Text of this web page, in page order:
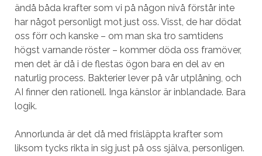
ändå båda krafter som vi på någon nivå förstår inte
har något personligt mot just oss. Visst, de har dödat
oss förr och kanske – om man ska tro samtidens
högst varnande röster – kommer döda oss framöver,
men det är då i de flestas ögon bara en del av en
naturlig process. Bakterier lever på vår utplåning, och
AI finner den rationell. Inga känslor är inblandade. Bara
logik.
Annorlunda är det då med frisläppta krafter som
liksom tycks rikta in sig just på oss själva, personligen.